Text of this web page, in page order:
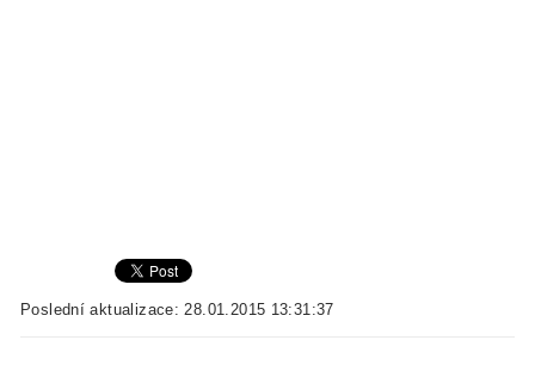
Poslední aktualizace: 28.01.2015 13:31:37